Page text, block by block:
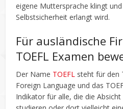
eigene Muttersprache klingt
Selbstsicherheit erlangt wird.
Für ausländische
TOEFL Examen
Der Name TOEFL steht für den
Foreign Language und das
Indikator für alle, die die Absicht